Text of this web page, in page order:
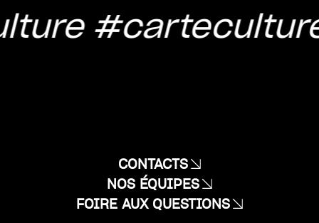
CONTACTS
NOS ÉQUIPES
FOIRE AUX QUESTIONS